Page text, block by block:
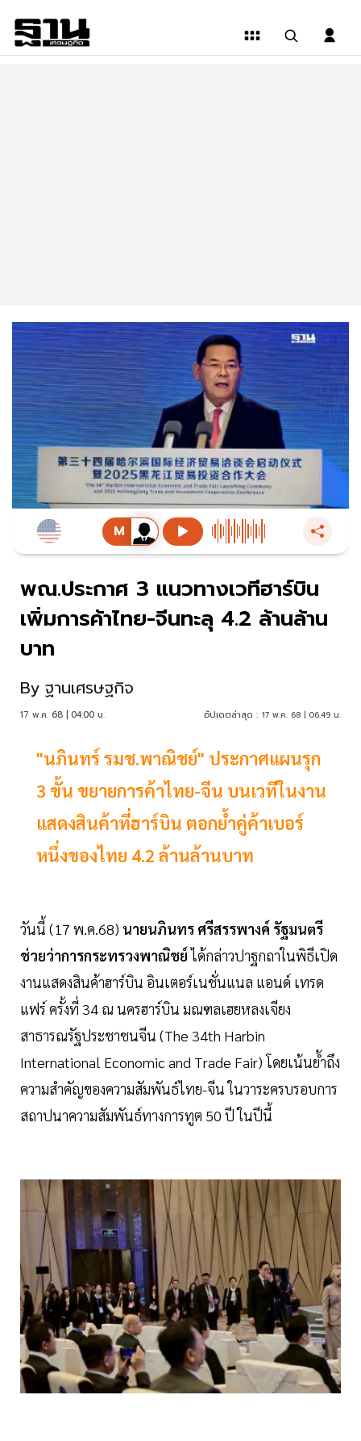
พณ.ประกาศ 3 แนวทางเวทีฮาร์บิน
เพิ่มการค้าไทย-จีนทะลุ 4.2 ล้านล้าน
บาท
By ฐานเศรษฐกิจ
17 พ.ค. 68 | 04:00 น. อัปเดตล่าสุด : 17 พ.ค. 68 | 06:49 น.
"นภินทร์ รมช.พาณิชย์" ประกาศแผนรุก
3 ขั้น ขยายการค้าไทย-จีน บนเวทีในงาน
แสดงสินค้าที่ฮาร์บิน ตอกย้ำคู่ค้าเบอร์
หนึ่งของไทย 4.2 ล้านล้านบาท
วันนี้ (17 พ.ค.68) นายนภินทร ศรีสรรพางค์ รัฐมนตรี
ช่วยว่าการกระทรวงพาณิชย์ได้กล่าวปาฐกถาในพิธีเปิด
งานแสดงสินค้าฮาร์บิน อินเตอร์เนชั่นแนล แอนด์ เทรด
แฟร์ ครั้งที่ 34 ณ นครฮาร์บิน มณฑลเฮยหลงเจียง
สาธารณรัฐประชาชนจีน (The 34th Harbin
International Economic and Trade Fair) โดยเน้นย้ำถึง
ความสำคัญของความสัมพันธ์ไทย-จีน ในวาระครบรอบการ
สถาปนาความสัมพันธ์ทางการทูต 50 ปี ในปีนี้